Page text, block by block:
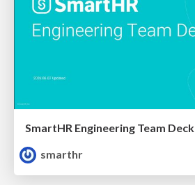
SmartHR Engineering Team Deck
smarthr